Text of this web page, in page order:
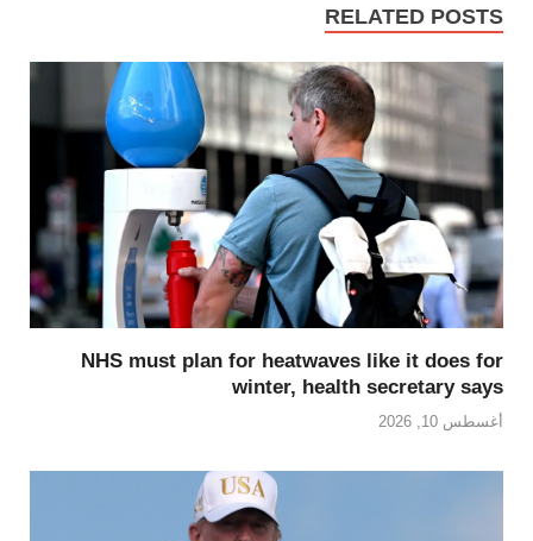
RELATED POSTS
NHS must plan for heatwaves like it does for
winter, health secretary says
أغسطس 10, 2026